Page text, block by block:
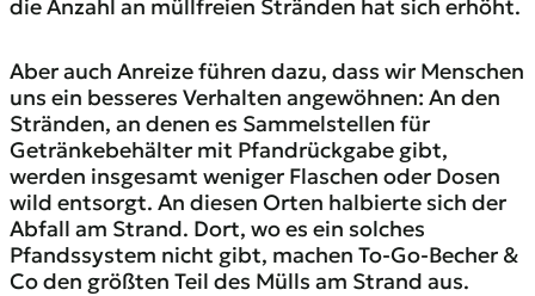
die Anzahl an müllfreien Stränden hat sich erhöht.
Aber auch Anreize führen dazu, dass wir Menschen
uns ein besseres Verhalten angewöhnen: An den
Stränden, an denen es Sammelstellen für
Getränkebehälter mit Pfandrückgabe gibt,
werden insgesamt weniger Flaschen oder Dosen
wild entsorgt. An diesen Orten halbierte sich der
Abfall am Strand. Dort, wo es ein solches
Pfandssystem nicht gibt, machen To-Go-Becher &
Co den größten Teil des Mülls am Strand aus.